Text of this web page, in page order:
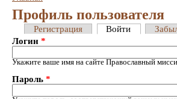
Профиль пользователя
Регистрация Войти
Логин *
Укажите ваше имя на сайте Православный
Пароль *